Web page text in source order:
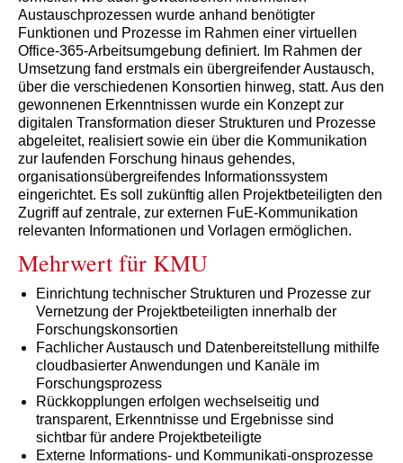
Austauschprozessen wurde anhand benötigter
Funktionen und Prozesse im Rahmen einer virtuellen
Office-365-Arbeitsumgebung definiert. Im Rahmen der
Umsetzung fand erstmals ein übergreifender Austausch,
über die verschiedenen Konsortien hinweg, statt. Aus den
gewonnenen Erkenntnissen wurde ein Konzept zur
digitalen Transformation dieser Strukturen und Prozesse
abgeleitet, realisiert sowie ein über die Kommunikation
zur laufenden Forschung hinaus gehendes,
organisationsübergreifendes Informationssystem
eingerichtet. Es soll zukünftig allen Projektbeteiligten den
Zugriff auf zentrale, zur externen FuE-Kommunikation
relevanten Informationen und Vorlagen ermöglichen.
Mehrwert für KMU
Einrichtung technischer Strukturen und Prozesse zur
Vernetzung der Projektbeteiligten innerhalb der
Forschungskonsortien
Fachlicher Austausch und Datenbereitstellung mithilfe
cloudbasierter Anwendungen und Kanäle im
Forschungsprozess
Rückkopplungen erfolgen wechselseitig und
transparent, Erkenntnisse und Ergebnisse sind
sichtbar für andere Projektbeteiligte
Externe Informations- und Kommunikati-onsprozesse